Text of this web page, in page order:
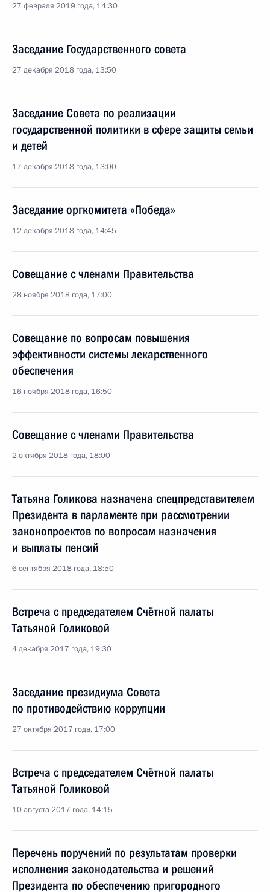
27 февраля 2019 года, 14:30
Заседание Государственного совета
27 декабря 2018 года, 13:50
Заседание Совета по реализации
государственной политики в сфере защиты семьи
и детей
17 декабря 2018 года, 13:00
Заседание оргкомитета «Победа»
12 декабря 2018 года, 14:45
Совещание с членами Правительства
28 ноября 2018 года, 17:00
Совещание по вопросам повышения
эффективности системы лекарственного
обеспечения
16 ноября 2018 года, 16:50
Совещание с членами Правительства
2 октября 2018 года, 18:00
Татьяна Голикова назначена спецпредставителем
Президента в парламенте при рассмотрении
законопроектов по вопросам назначения
и выплаты пенсий
6 сентября 2018 года, 18:50
Встреча с председателем Счётной палаты
Татьяной Голиковой
4 декабря 2017 года, 19:30
Заседание президиума Совета
по противодействию коррупции
27 октября 2017 года, 17:00
Встреча с председателем Счётной палаты
Татьяной Голиковой
10 августа 2017 года, 14:15
Перечень поручений по результатам проверки
исполнения законодательства и решений
Президента по обеспечению пригородного